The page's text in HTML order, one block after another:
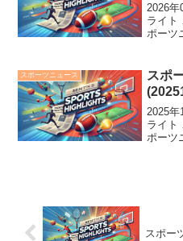
2026
ライト
ポーツ
学先で
瑛里...
スポーツニュース
スポ
2025
ライト
ポーツ
スポー